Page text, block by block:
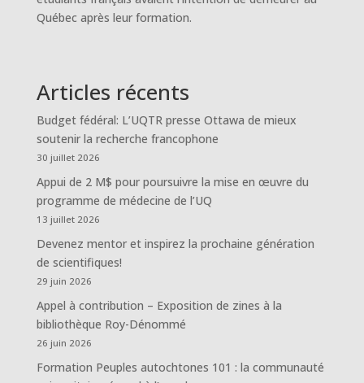
Québec après leur formation.
Articles récents
Budget fédéral: L’UQTR presse Ottawa de mieux
soutenir la recherche francophone
30 juillet 2026
Appui de 2 M$ pour poursuivre la mise en œuvre du
programme de médecine de l’UQ
13 juillet 2026
Devenez mentor et inspirez la prochaine génération
de scientifiques!
29 juin 2026
Appel à contribution – Exposition de zines à la
bibliothèque Roy-Dénommé
26 juin 2026
Formation Peuples autochtones 101 : la communauté